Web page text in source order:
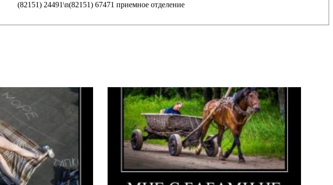
(82151) 24491\n(82151) 67471 приемное отделение